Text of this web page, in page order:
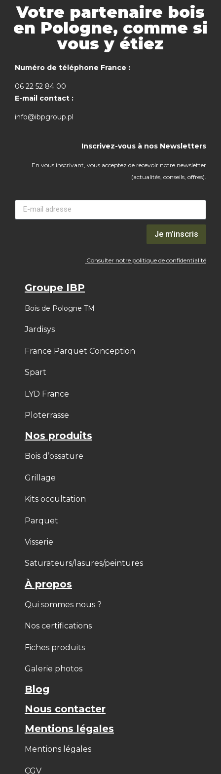
Votre partenaire bois
en Pologne, comme si
vous y étiez
Numéro de téléphone France :
06 22 52 84 00
E-mail contact :
info@ibpgroup.pl
Inscrivez-vous à nos Newsletters
En vous inscrivant, vous acceptez de recevoir notre newsletter
(actualités, conseils, offres).
Je m’inscris
Consulter notre politique de confidentialité
Groupe IBP
Bois de Pologne TM
Jardisys
France Parquet Conception
Spart
LYD France
Ploterrasse
Nos produits
Bois d’ossature
Grillage
Kits occultation
Parquet
Visserie
Saturateurs/lasures/peintures
À propos
Qui sommes nous ?
Nos certifications
Fiches produits
Galerie photos
Blog
Nous contacter
Mentions légales
Mentions légales
CGV